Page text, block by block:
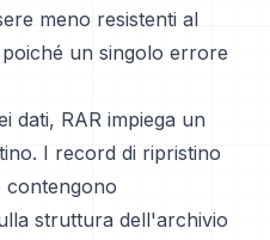
meno resistenti al
un singolo errore
dati, RAR impiega un
I record di ripristino
contengono
struttura dell'archivio